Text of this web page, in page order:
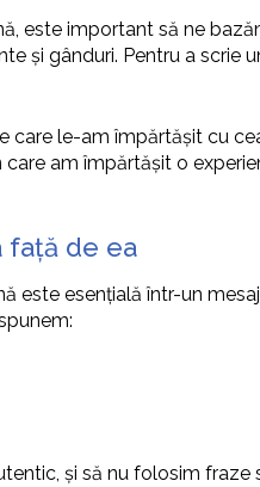
este important să ne
și gânduri. Pentru a
le-am împărtășit cu
am împărtășit o
față de ea
este esențială într-un
și să nu folosim